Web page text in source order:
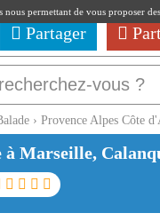
Partager
› Provence Alpes Côte
à Marseille,
permettant de vous proposer